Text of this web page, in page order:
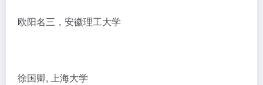
欧阳名三，安徽理工大学
徐国卿, 上海大学